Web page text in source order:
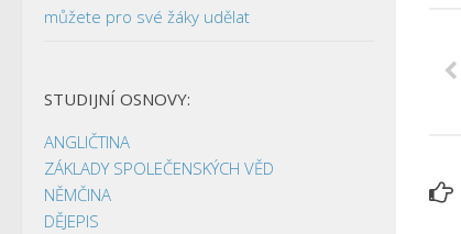
můžete pro své žáky udělat
STUDIJNÍ OSNOVY:
ANGLIČTINA
ZÁKLADY SPOLEČENSKÝCH VĚD
NĚMČINA
DĚJEPIS